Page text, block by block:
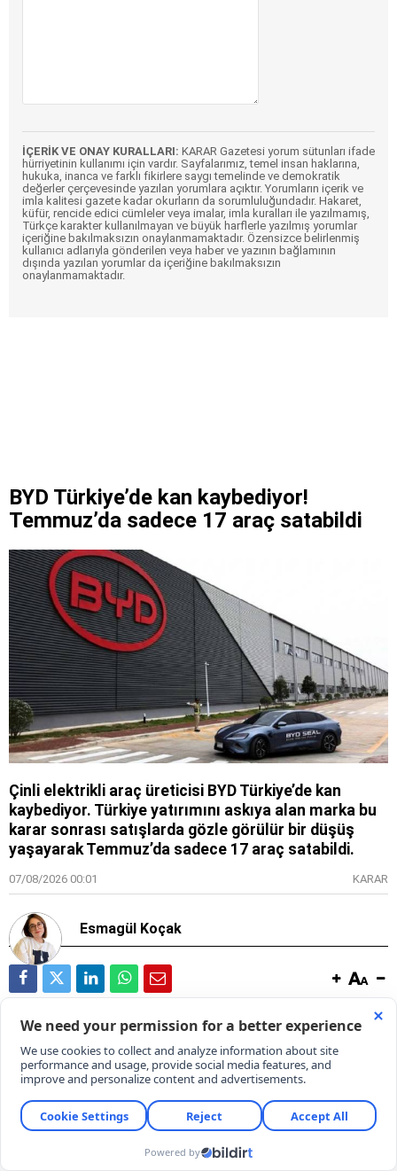
İÇERİK VE ONAY KURALLARI: KARAR Gazetesi yorum sütunları ifade
hürriyetinin kullanımı için vardır. Sayfalarımız, temel insan haklarına,
hukuka, inanca ve farklı fikirlere saygı temelinde ve demokratik
değerler çerçevesinde yazılan yorumlara açıktır. Yorumların içerik ve
imla kalitesi gazete kadar okurların da sorumluluğundadır. Hakaret,
küfür, rencide edici cümleler veya imalar, imla kuralları ile yazılmamış,
Türkçe karakter kullanılmayan ve büyük harflerle yazılmış yorumlar
içeriğine bakılmaksızın onaylanmamaktadır. Özensizce belirlenmiş
kullanıcı adlarıyla gönderilen veya haber ve yazının bağlamının
dışında yazılan yorumlar da içeriğine bakılmaksızın
onaylanmamaktadır.
BYD Türkiye’de kan kaybediyor!
Temmuz’da sadece 17 araç satabildi
Çinli elektrikli araç üreticisi BYD Türkiye’de kan
kaybediyor. Türkiye yatırımını askıya alan marka bu
karar sonrası satışlarda gözle görülür bir düşüş
yaşayarak Temmuz’da sadece 17 araç satabildi.
07/08/2026 00:01 KARAR
Esmagül Koçak